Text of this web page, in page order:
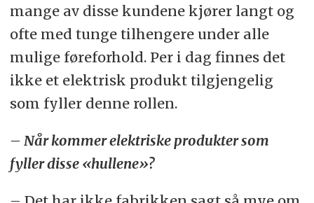
mange av disse kundene kjører langt og
ofte med tunge tilhengere under alle
mulige føreforhold. Per i dag finnes det
ikke et elektrisk produkt tilgjengelig
som fyller denne rollen.
– Når kommer elektriske produkter som
fyller disse «hullene»?